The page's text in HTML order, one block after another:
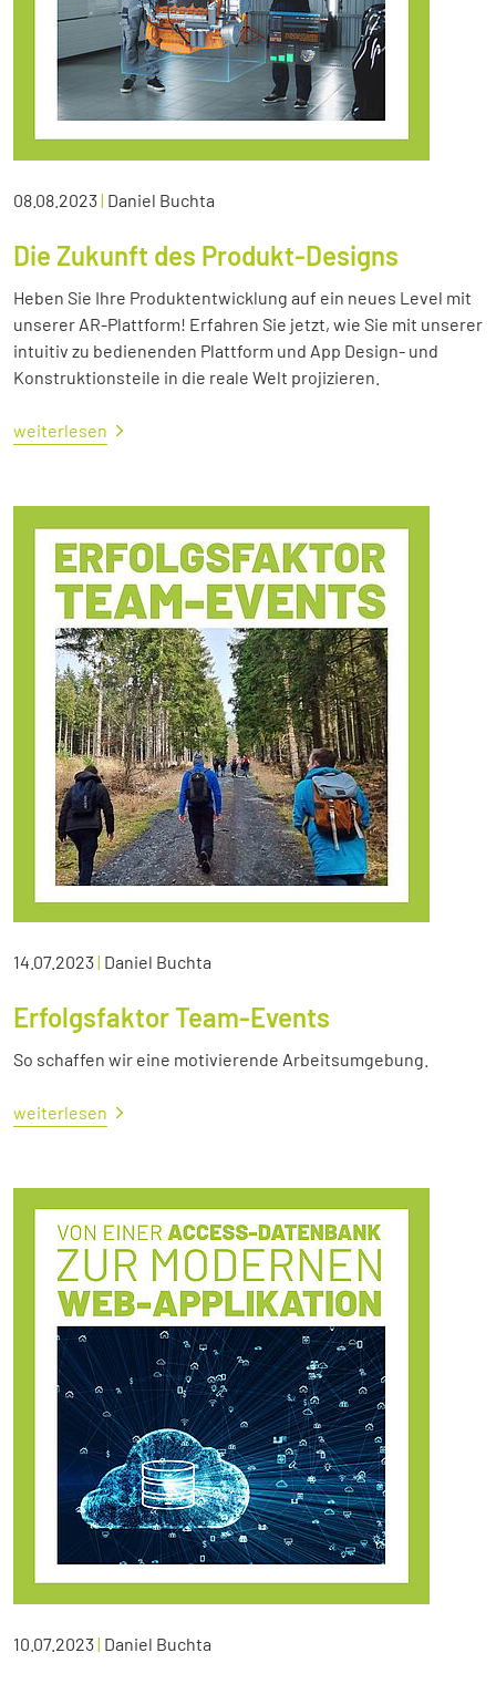
08.08.2023| Daniel Buchta
Die Zukunft des Produkt-Designs
Heben Sie Ihre Produktentwicklung auf ein neues Level mit
unserer AR-Plattform! Erfahren Sie jetzt, wie Sie mit unserer
intuitiv zu bedienenden Plattform und App Design- und
Konstruktionsteile in die reale Welt projizieren.
weiterlesen
14.07.2023| Daniel Buchta
Erfolgsfaktor Team-Events
So schaffen wir eine motivierende Arbeitsumgebung.
weiterlesen
10.07.2023| Daniel Buchta